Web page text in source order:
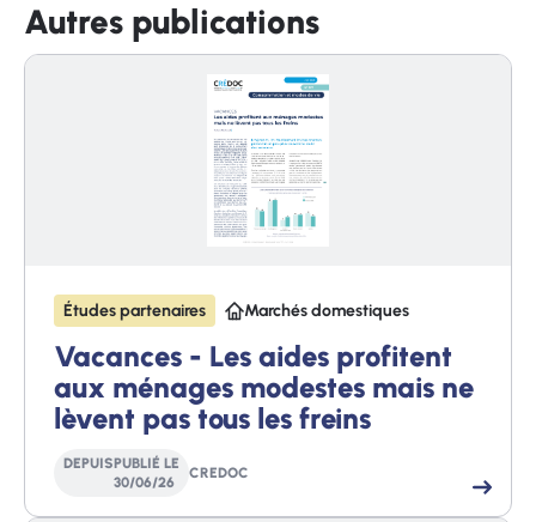
Autres publications
Études partenaires Marchés domestiques
Vacances - Les aides profitent
aux ménages modestes mais ne
lèvent pas tous les freins
DEPUISPUBLIÉ LE
30/06/26
CREDOC